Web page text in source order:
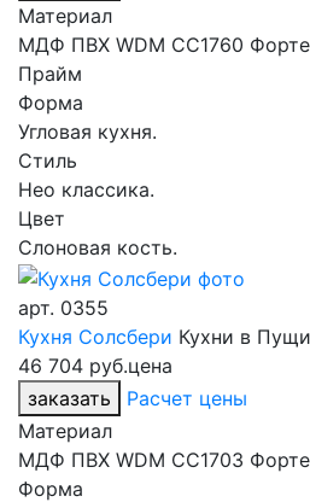
Материал
МДФ ПВХ WDM CC1760
Прайм
Форма
Угловая кухня.
Стиль
Нео классика.
Цвет
Слоновая кость.
арт. 0355
Кухня Солсбери Кухни в
46 704 руб.цена
заказать
Расчет цены
Материал
МДФ ПВХ WDM CC1703
Форма